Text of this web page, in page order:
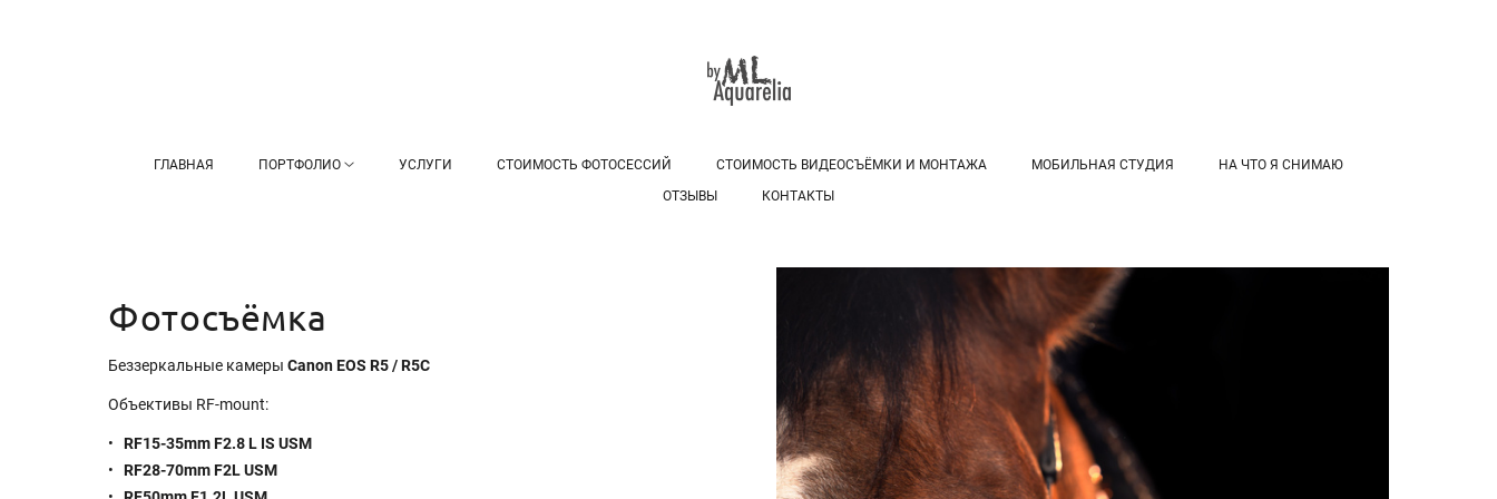
ГЛАВНАЯ ПОРТФОЛИО УСЛУГИ СТОИМОСТЬ ФОТОСЕССИЙ СТОИМОСТЬ ВИДЕОСЪЁМКИ И МОНТАЖА МОБИЛЬНАЯ СТУДИЯ
НА ЧТО Я СНИМАЮ
ОТЗЫВЫ
КОНТАКТЫ
Фотосъёмка
Беззеркальные камеры CanonEOS R5 / R5C
Объективы RF-mount:
RF15-35mm F2.8 L IS USM
RF28-70mm F2L USM